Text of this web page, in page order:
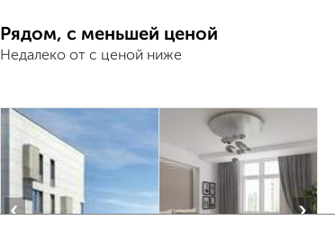
Рядом, с меньшей ценой
Недалеко от с ценой ниже
‹ ›